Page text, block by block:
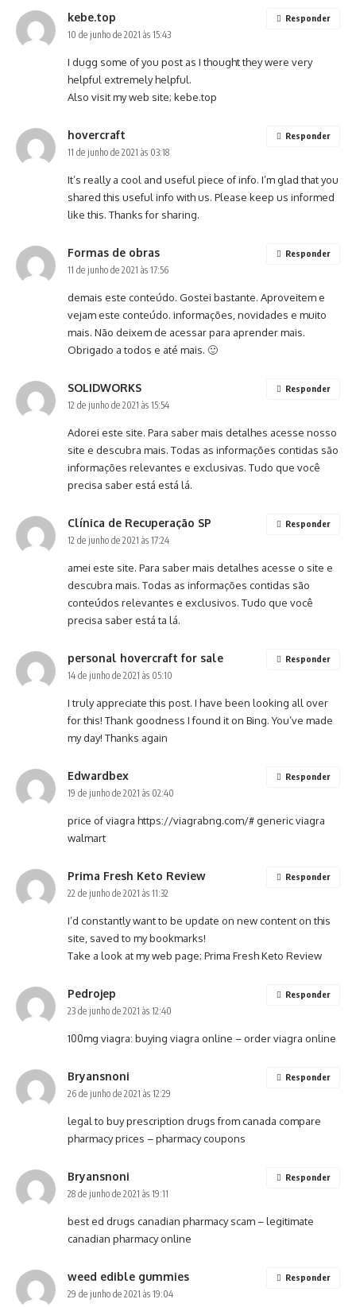
kebe.top
10 de junho de 2021 às 15:43
I dugg some of you post as I thought they were very
helpful extremely helpful.
Also visit my web site; kebe.top
Responder
hovercraft
11 de junho de 2021 às 03:18
It’s really a cool and useful piece of info. I’m glad that you
shared this useful info with us. Please keep us informed
like this. Thanks for sharing.
Responder
Formas de obras
11 de junho de 2021 às 17:56
demais este conteúdo. Gostei bastante. Aproveitem e
vejam este conteúdo. informações, novidades e muito
mais. Não deixem de acessar para aprender mais.
Obrigado a todos e até mais. 🙂
Responder
SOLIDWORKS
12 de junho de 2021 às 15:54
Adorei este site. Para saber mais detalhes acesse nosso
site e descubra mais. Todas as informações contidas são
informações relevantes e exclusivas. Tudo que você
precisa saber está está lá.
Responder
Clínica de Recuperação SP
12 de junho de 2021 às 17:24
amei este site. Para saber mais detalhes acesse o site e
descubra mais. Todas as informações contidas são
conteúdos relevantes e exclusivos. Tudo que você
precisa saber está ta lá.
Responder
personal hovercraft for sale
14 de junho de 2021 às 05:10
I truly appreciate this post. I have been looking all over
for this! Thank goodness I found it on Bing. You’ve made
my day! Thanks again
Responder
Edwardbex
19 de junho de 2021 às 02:40
price of viagra https://viagrabng.com/#generic viagra
walmart
Responder
Prima Fresh Keto Review
22 de junho de 2021 às 11:32
I’d constantly want to be update on new content on this
site, saved to my bookmarks!
Take a look at my web page; Prima Fresh Keto Review
Responder
Pedrojep
23 de junho de 2021 às 12:40
100mg viagra: buying viagra online – order viagra online
Responder
Bryansnoni
26 de junho de 2021 às 12:29
legal to buy prescription drugs from canada compare
pharmacy prices – pharmacy coupons
Responder
Bryansnoni
28 de junho de 2021 às 19:11
best ed drugs canadian pharmacy scam– legitimate
canadian pharmacy online
Responder
weed edible gummies
29 de junho de 2021 às 19:04
Responder